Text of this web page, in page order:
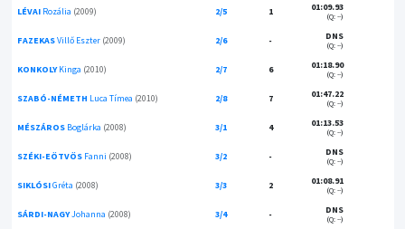
LÉVAIRozália (2009) 2/5 1 01:09.93
(Q: --)
FAZEKASVillő Eszter(2009) 2/6 - DNS
(Q: --)
KONKOLYKinga (2010) 2/7 6 01:18.90
(Q: --)
SZABÓ-NÉMETH Luca Tímea (2010) 2/8 7 01:47.22
(Q: --)
MÉSZÁROSBoglárka (2008) 3/1 4 01:13.53
(Q: --)
SZÉKI-EÖTVÖSFanni (2008) 3/2 - DNS
(Q: --)
SIKLÓSIGréta (2008) 3/3 2 01:08.91
(Q: --)
SÁRDI-NAGYJohanna (2008) 3/4 - DNS
(Q: --)